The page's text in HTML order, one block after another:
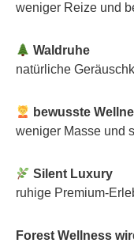
weniger Reize und
Waldruhe
natürliche
bewusste
weniger Masse und
Silent Luxury
ruhige Premium-
Forest Wellness